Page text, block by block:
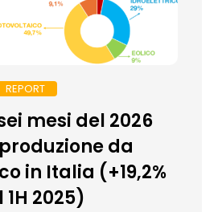
REPORT
mesi del 2026
da
in Italia (+19,2%
2025)